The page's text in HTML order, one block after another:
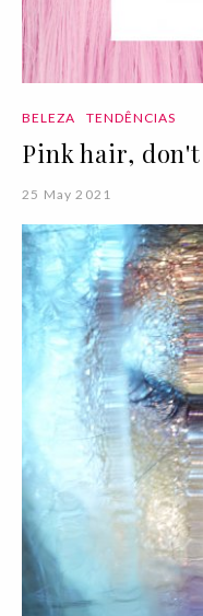
BELEZA TENDÊNCIAS
Pink hair,
25 May 2021